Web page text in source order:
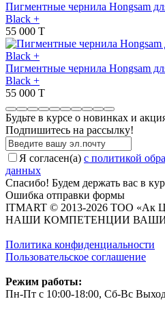
Пигментные чернила Hongsam
Black +
55 000 T
Пигментные чернила Hongsam
Black +
55 000 T
Будьте в курсе о новинках и
Подпишитесь на рассылкy!
Я согласен(a) с политикой
данных
Спасибо! Будем держать вас в
Ошибка отправки формы
ITMART © 2013-2026 ТОО «Ак
НАШИ КОМПЕТЕНЦИИ ВАШИ
Политика конфиденциальности
Пользовательское соглашение
Режим работы:
Пн-Пт с 10:00-18:00, Сб-Вс